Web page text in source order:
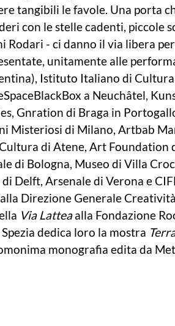
tangibili le favole. Una porta
con le stelle cadenti, piccole
Rodari - ci danno il via libera
unitamente alle
Istituto Italiano di
a Neuchâtel,
Gnration di Braga in
Misteriosi di Milano, Artbab
di Atene, Art Foundation
di Bologna, Museo di Villa
Delft, Arsenale di Verona e
Direzione Generale Creatività
Via Latteaalla Fondazione
dedica loro la mostra
monografia edita da